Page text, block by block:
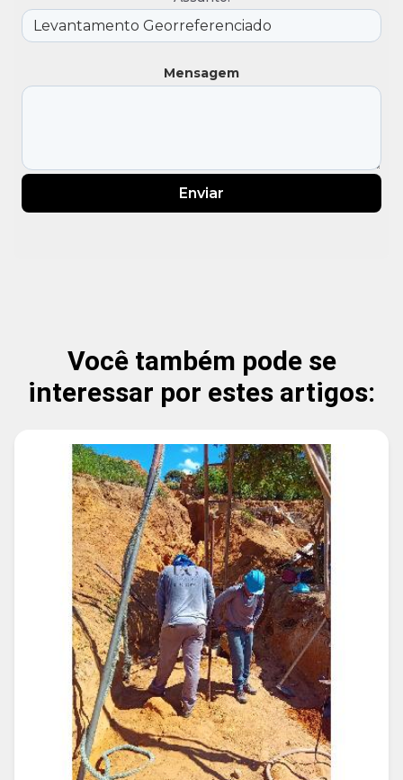
Mensagem
Enviar
Você também pode se
interessar por estes artigos: